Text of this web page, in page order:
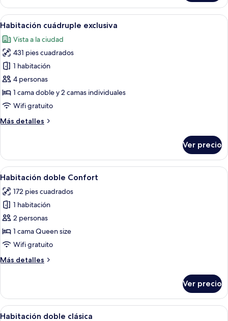
cuádruple
familiar
Abrir
todas
las
fotos
de
Habitación
cuádruple
exclusiva
Habitación de hotel con cama,
14
Habitación cuádruple exclusiva
Vista a la ciudad
431 pies cuadrados
1 habitación
4 personas
1 cama doble y 2 camas individuales
Wifi gratuito
Más detalles
Más
cuádruple
exclusiva
Ver precio
Abrir
todas
las
fotos
de
Habitación
doble
Habitación de hotel con cama de
8
Habitación doble Confort
172 pies cuadrados
1 habitación
2 personas
1 cama Queen size
Wifi gratuito
Más detalles
Más
doble
Confort
Ver precio
Abrir
Habitación de hotel con cama,
6
Habitación doble clásica